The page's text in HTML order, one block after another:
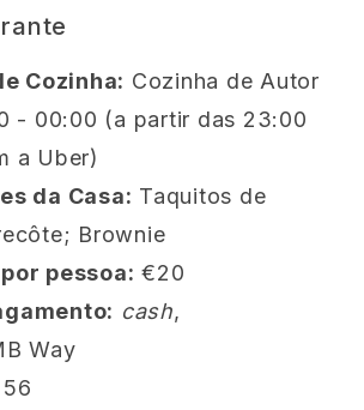
Cozinha: Cozinha de Autor
- 00:00 (a partir das 23:00
a Uber)
da Casa: Taquitos de
Brownie
pessoa: €20
cash,
Way
56